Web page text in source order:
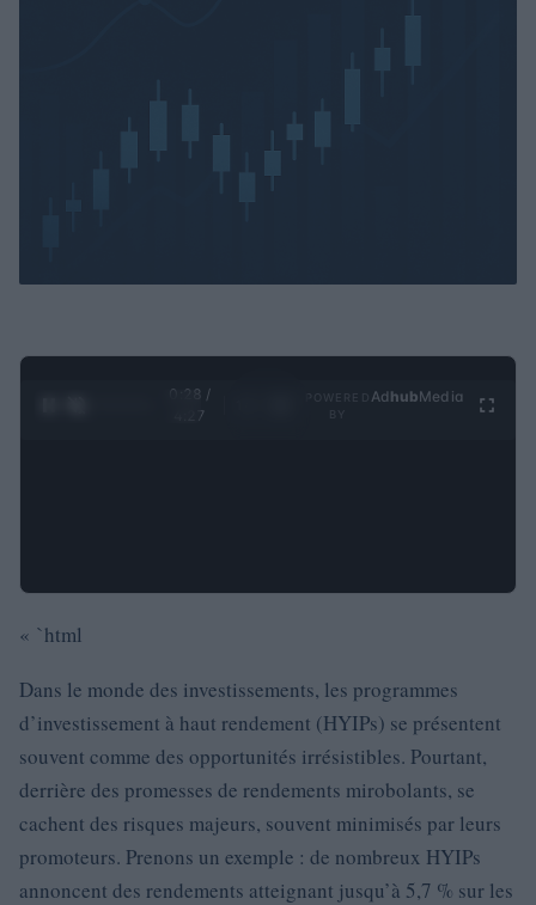
0:29 /
4:27
Ad hubMedia
« `html
Dans le monde des investissements, les programmes
d’investissement à haut rendement (HYIPs) se présentent
souvent comme des opportunités irrésistibles. Pourtant,
derrière des promesses de rendements mirobolants, se
cachent des risques majeurs, souvent minimisés par leurs
promoteurs. Prenons un exemple : de nombreux HYIPs
annoncent des rendements atteignant jusqu’à 5,7 % sur les